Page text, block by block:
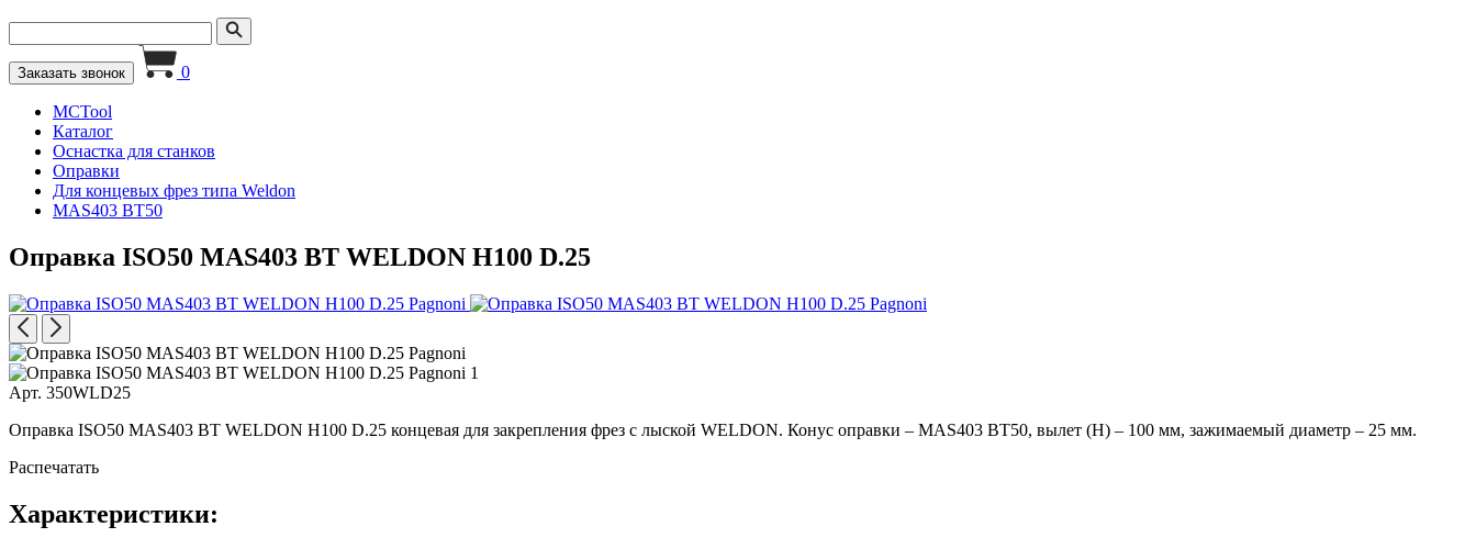
Заказать звонок 0
MCTool
Каталог
Оснастка для станков
Оправки
Для концевых фрез типа Weldon
MAS403 BT50
Оправка ISO50 MAS403 BT WELDON H100 D.25
Арт. 350WLD25
Оправка ISO50 MAS403 BT WELDON H100 D.25 концевая для закрепления фрез с лыской WELDON. Конус оправки – MAS403 BT50, вылет (H) – 100 мм, зажимаемый диаметр – 25 мм.
Распечатать
Характеристики: